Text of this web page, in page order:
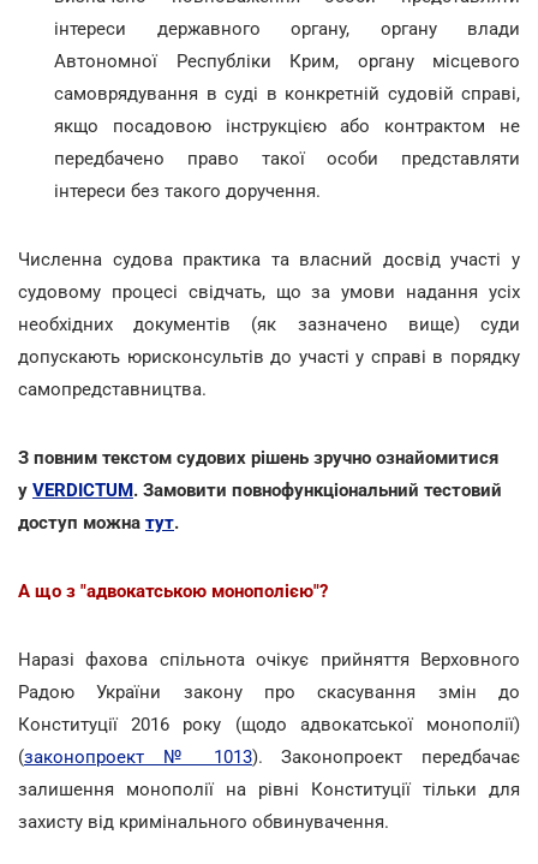
інтереси державного органу, органу влади
Автономної Республіки Крим, органу місцевого
самоврядування в суді в конкретній судовій справі,
якщо посадовою інструкцією або контрактом не
передбачено право такої особи представляти
інтереси без такого доручення.
Численна судова практика та власний досвід участі у
судовому процесі свідчать, що за умови надання усіх
необхідних документів (як зазначено вище) суди
допускають юрисконсультів до участі у справі в порядку
самопредставництва.
З повним текстом судових рішень зручно ознайомитися
у VERDICTUM. Замовити повнофункціональний тестовий
доступ можна тут.
А що з "адвокатською монополією"?
Наразі фахова спільнота очікує прийняття Верховного
Радою України закону про скасування змін до
Конституції 2016 року (щодо адвокатської монополії)
(законопроект № 1013). Законопроект передбачає
залишення монополії на рівні Конституції тільки для
захисту від кримінального обвинувачення.